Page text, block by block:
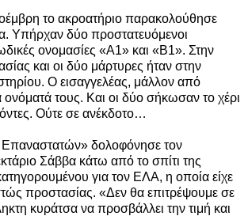
το ακροατήριο παρακολούθησε
Υπήρχαν δύο προστατευόμενοι
ονομασίες «Α1» και «Β1». Στην
και οι δύο μάρτυρες ήταν στην
Ο εισαγγελέας, μάλλον από
ονόματά τους. Και οι δύο σήκωσαν το χέρι
Ούτε σε ανέκδοτο…
δολοφόνησε τον
Σάββα κάτω από το σπίτι της
για τον ΕΛΑ, η οποία είχε
προστασίας. «Δεν θα επιτρέψουμε σε
κυράτσα να προσβάλλει την τιμή και